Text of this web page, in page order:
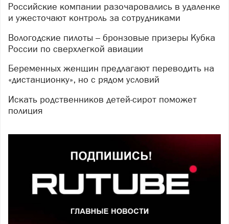
Российские компании разочаровались в удаленке
и ужесточают контроль за сотрудниками
Вологодские пилоты – бронзовые призеры Кубка
России по сверхлегкой авиации
Беременных женщин предлагают переводить на
«дистанционку», но с рядом условий
Искать родственников детей-сирот поможет
полиция